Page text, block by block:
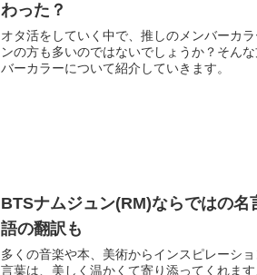
わった？
オタ活をしていく中で、推しのメンバーカ
ンの方も多いのではないでしょうか？そん
バーカラーについて紹介していきます。
BTSナムジュン(RM)ならではの名
語の翻訳も
多くの音楽や本、美術からインスピレーシ
言葉は、美しく温かくて寄り添ってくれま